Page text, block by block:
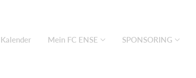
Kalender Mein FC ENSE SPONSORING